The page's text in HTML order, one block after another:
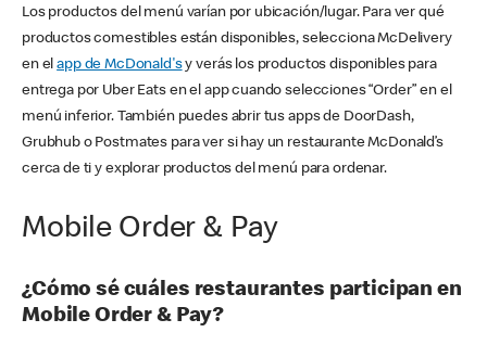
Los productos del menú varían por ubicación/lugar. Para ver qué
productos comestibles están disponibles, selecciona McDelivery
en elapp de McDonald'sy verás los productos disponibles para
entrega por Uber Eats en el app cuando selecciones “Order” en el
menú inferior. También puedes abrir tus apps de DoorDash,
Grubhub o Postmates para ver si hay un restaurante McDonald’s
cerca de ti y explorar productos del menú para ordenar.
Mobile Order & Pay
¿Cómo sé cuáles restaurantes participan en
Mobile Order & Pay?